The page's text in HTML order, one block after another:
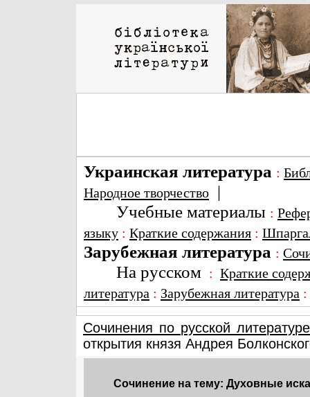
Украинская литература :
Народное творчество |
Учебные материалы :
языку : Краткие содержания :
Зарубежная литература :
На русском : Краткие
литература : Зарубежная литература
Сочинения по русской литературе
открытия князя Андрея
Сочинение на тему: Духовные